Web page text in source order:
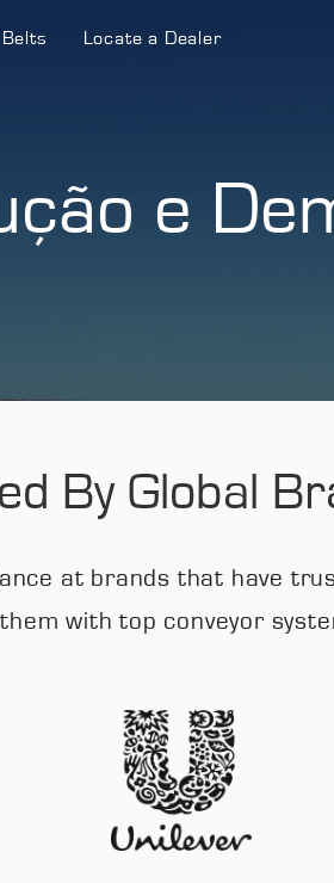
Locate a Dealer
e
By Global
at brands that have
with top conveyor